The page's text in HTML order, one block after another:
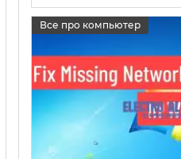
17 05 2025 0
Все про компьютер